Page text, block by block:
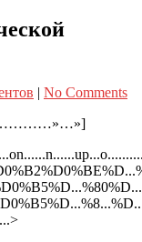
| No Comments